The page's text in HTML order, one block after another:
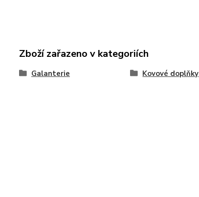
Zboží zařazeno v kategoriích
Galanterie Kovové doplňky